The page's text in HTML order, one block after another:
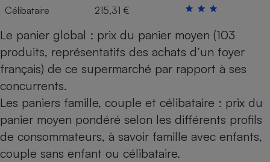
Célibataire 215,31 €
Le panier global : prix du panier moyen (103
produits, représentatifs des achats d’un foyer
français) de ce supermarché par rapport à ses
concurrents.
Les paniers famille, couple et célibataire : prix du
panier moyen pondéré selon les différents profils
de consommateurs, à savoir famille avec enfants,
couple sans enfant ou célibataire.